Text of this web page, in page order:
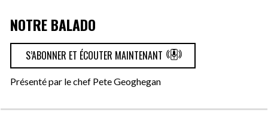
NOTRE BALADO
S’ABONNER ET ÉCOUTER MAINTENANT
Présenté par le chef Pete Geoghegan